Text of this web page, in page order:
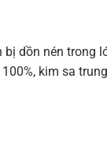
dồn nén trong
kim sa